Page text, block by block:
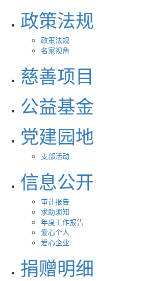
政策法规
政策法规
名家视角
慈善项目
公益基金
党建园地
支部活动
信息公开
审计报告
求助须知
年度工作报告
爱心个人
爱心企业
捐赠明细